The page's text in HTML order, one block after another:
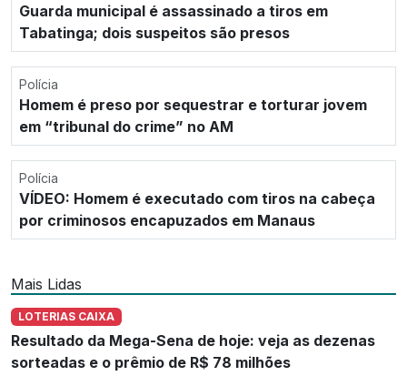
Guarda municipal é assassinado a tiros em
Tabatinga; dois suspeitos são presos
Polícia
Homem é preso por sequestrar e torturar jovem
em “tribunal do crime” no AM
Polícia
VÍDEO: Homem é executado com tiros na cabeça
por criminosos encapuzados em Manaus
Mais Lidas
LOTERIAS CAIXA
Resultado da Mega-Sena de hoje: veja as dezenas
sorteadas e o prêmio de R$ 78 milhões